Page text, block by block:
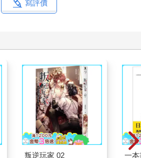
寫評價
叛逆玩家 02
一